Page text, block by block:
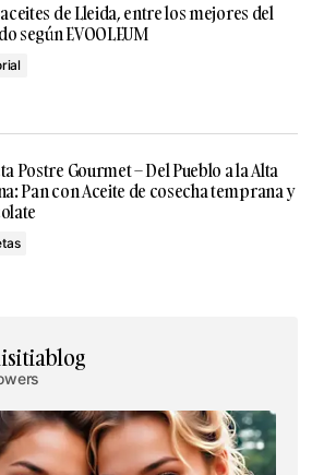
de Lleida, entre los mejores del
según EVOOLEUM
Postre Gourmet – Del Pueblo a la Alta
Pan con Aceite de cosecha temprana y